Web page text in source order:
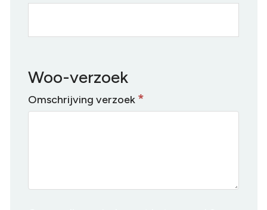
Woo-verzoek
Omschrijving verzoek *